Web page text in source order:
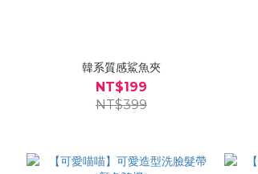
韓系質感鯊魚夾
NT$199
NT$399